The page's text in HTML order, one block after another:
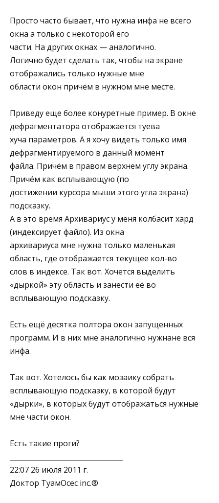
Просто часто бывает, что нужна инфа не всего
окна а только с некоторой его
части. На других окнах — аналогично.
Логично будет сделать так, чтобы на экране
отображались только нужные мне
области окон причём в нужном мне месте.
Приведу еще более конуретные пример. В окне
дефрагментатора отображается туева
хуча параметров. А я хочу видеть только имя
дефрагментируемого в данный момент
файла. Причём в правом верхнем углу экрана.
Причём как всплывающую (по
достижении курсора мыши этого угла экрана)
подсказку.
А в это время Архивариус у меня колбасит хард
(индексирует файло). Из окна
архивариуса мне нужна только маленькая
область, где отображается текущее кол-во
слов в индексе. Так вот. Хочется выделить
«дыркой» эту область и занести её во
всплывающую подсказку.
Есть ещё десятка полтора окон запущенных
программ. И в них мне аналогично нужнане вся
инфа.
Так вот. Хотелось бы как мозаику собрать
всплывающую подсказку, в которой будут
«дырки», в которых будут отображаться нужные
мне части окон.
Есть такие проги?
22:07 26 июля 2011 г.
Доктор ТуамОсес inc.®